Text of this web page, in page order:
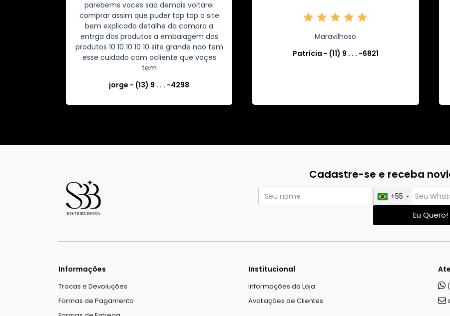
parebems voces sao demais voltarei
comprar assim que puder top top o site
bem explicado detalhe da compra a
entrga dos produtos a embalagem dos
produtos 10 10 10 10 10 site grande nao tem
esse cuidado com ocliente que voçes
tem
jorge - (13) 9 . . . -4298
Maravilhoso
Patrícia - (11) 9 . . . -6821
Cadastre-se e receba
+55
Eu Quero!
Informações
Trocas e Devoluções
Formas de Pagamento
Institucional
Informações da Loja
Avaliações de Clientes